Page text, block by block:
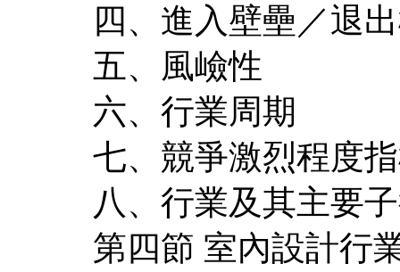
四、進入壁壘／退
五、風嶮性
六、行業周期
七、競爭激烈程度
八、行業及其主要
第四節 室內設計行